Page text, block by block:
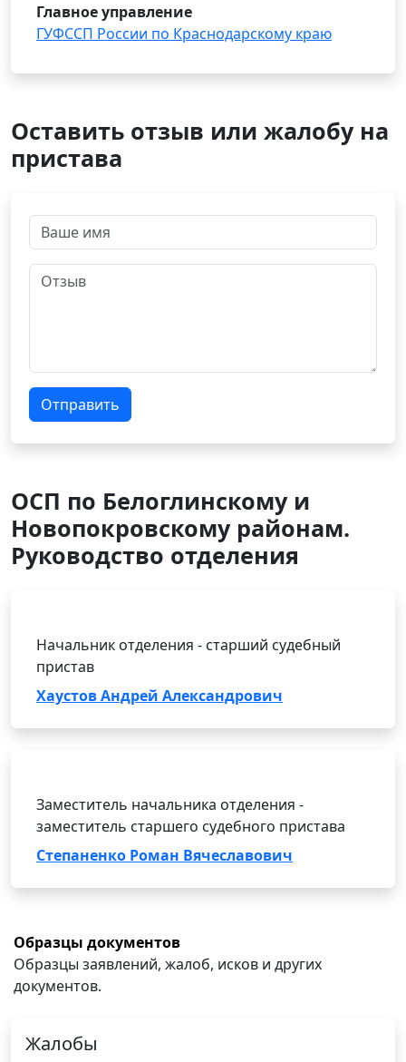
Главное управление
ГУФССП России по Краснодарскому краю
Оставить отзыв или жалобу на
пристава
Отправить
ОСП по Белоглинскому и
Новопокровскому районам.
Руководство отделения
Начальник отделения - старший судебный
пристав
Хаустов Андрей Александрович
Заместитель начальника отделения -
заместитель старшего судебного пристава
Степаненко Роман Вячеславович
Образцы документов
Образцы заявлений, жалоб, исков и других
документов.
Жалобы